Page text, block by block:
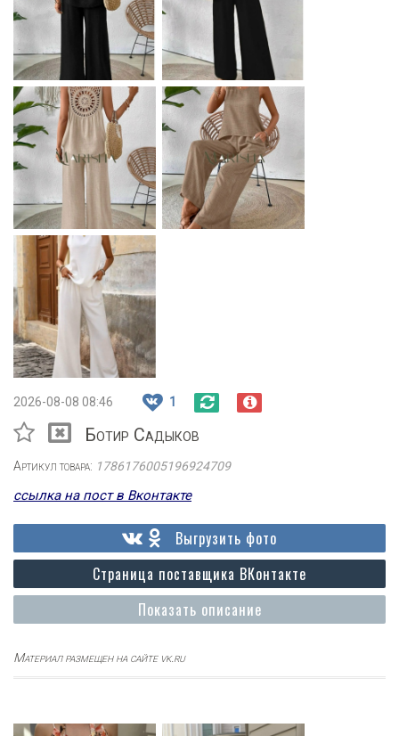
2026-08-08 08:46 1
Ботир Садыков
Артикул товара: 1786176005196924709
ссылка на пост в Вконтакте
Показать описание
Страница поставщика ВКонтакте
Выгрузить фото
Материал размещен на сайте vk.ru